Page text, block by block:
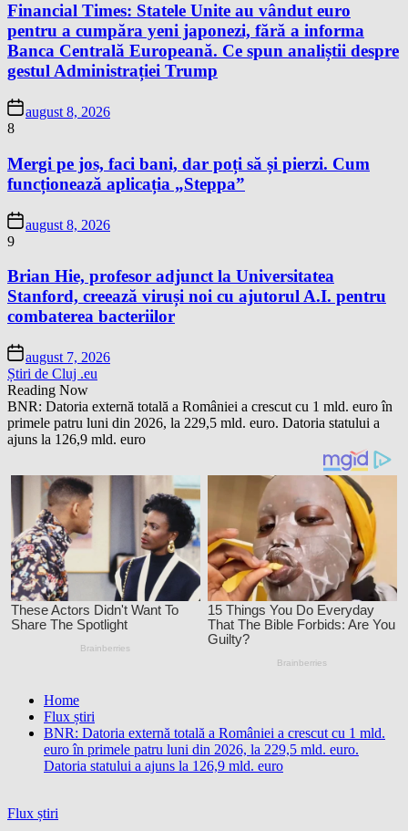
Financial Times: Statele Unite au vândut euro
pentru a cumpăra yeni japonezi, fără a informa
Banca Centrală Europeană. Ce spun analiștii despre
gestul Administrației Trump
august 8, 2026
8
Mergi pe jos, faci bani, dar poți să și pierzi. Cum
funcționează aplicația „Steppa”
august 8, 2026
9
Brian Hie, profesor adjunct la Universitatea
Stanford, creează viruși noi cu ajutorul A.I. pentru
combaterea bacteriilor
august 7, 2026
Știri de Cluj .eu
Reading Now
BNR: Datoria externă totală a României a crescut cu 1 mld. euro în
primele patru luni din 2026, la 229,5 mld. euro. Datoria statului a
ajuns la 126,9 mld. euro
Home
Flux știri
BNR: Datoria externă totală a României a crescut cu 1 mld.
euro în primele patru luni din 2026, la 229,5 mld. euro.
Datoria statului a ajuns la 126,9 mld. euro
Flux știri